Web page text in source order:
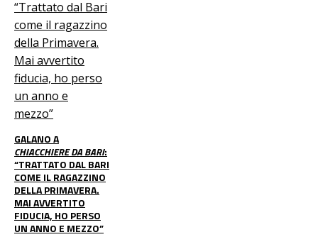
GALANO A
CHIACCHIERE DA BARI:
“TRATTATO DAL BARI
COME IL RAGAZZINO
DELLA PRIMAVERA.
MAI AVVERTITO
FIDUCIA, HO PERSO
UN ANNO E MEZZO”